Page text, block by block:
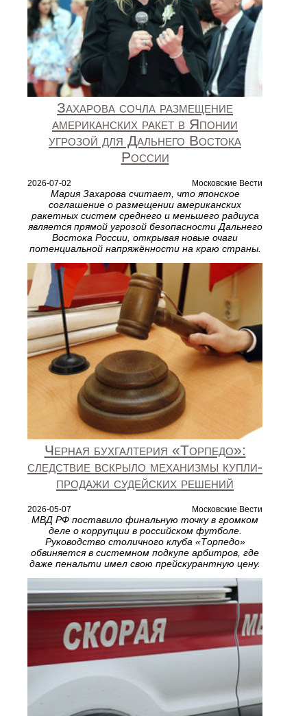
Захарова сочла размещение
американских ракет в Японии
угрозой для Дальнего Востока
России
2026-07-02 Московские Вести
Мария Захарова считает, что японское
соглашение о размещении американских
ракетных систем среднего и меньшего радиуса
является прямой угрозой безопасности Дальнего
Востока России, открывая новые очаги
потенциальной напряжённости на краю страны.
Черная бухгалтерия «Торпедо»:
следствие вскрыло механизмы купли-
продажи судейских решений
2026-05-07 Московские Вести
МВД РФ поставило финальную точку в громком
деле о коррупции в российском футболе.
Руководство столичного клуба «Торпедо»
обвиняется в системном подкупе арбитров, где
даже пенальти имел свою прейскурантную цену.